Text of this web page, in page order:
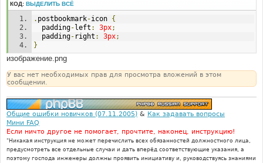
КОД: ВЫДЕЛИТЬ ВСЁ
. postbookmark-icon {
  padding
- left : 3px;
  padding
- right : 3px;
}
изображение.png
У вас нет необходимых прав для просмотра вложений в этом
сообщении.
Общие ошибки новичков (07.11.2005) & Как задавать вопросы
Мини FAQ
Если ничто другое не помогает, прочтите, наконец, инструкцию!
"Никакая инструкция не может перечислить всех обязанностей должностного лица,
предусмотреть все отдельные случаи и дать вперёд соответствующие указания, а
поэтому господа инженеры должны проявить инициативу и, руководствуясь знаниями